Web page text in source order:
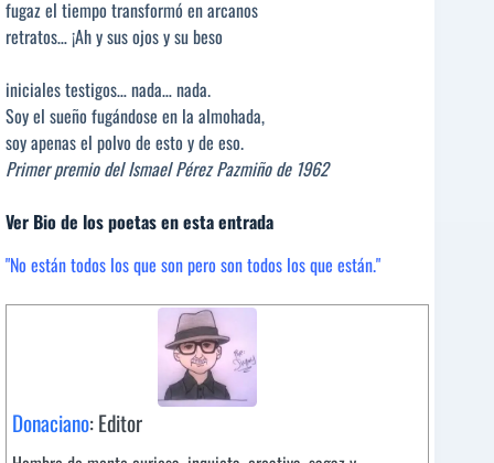
fugaz el tiempo transformó en arcanos
retratos… ¡Ah y sus ojos y su beso
iniciales testigos… nada… nada.
Soy el sueño fugándose en la almohada,
soy apenas el polvo de esto y de eso.
Primer premio del Ismael Pérez Pazmiño de 1962
Ver Bio de los poetas en esta entrada
"No están todos los que son pero son todos los que están."
Donaciano: Editor